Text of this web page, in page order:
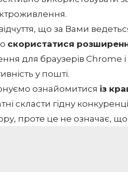
що за Вами
скористатися
для браузерів Chrome
у пошті.
ознайомитися із
скласти гідну
проте це не означає,